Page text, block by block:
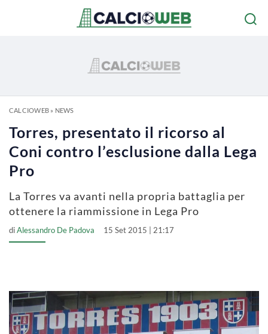
CALCIOWEB» NEWS
Torres, presentato il ricorso al
Coni contro l’esclusione dalla Lega
Pro
La Torres va avanti nella propria battaglia per
ottenere la riammissione in Lega Pro
diAlessandro De Padova 15 Set 2015 | 21:17